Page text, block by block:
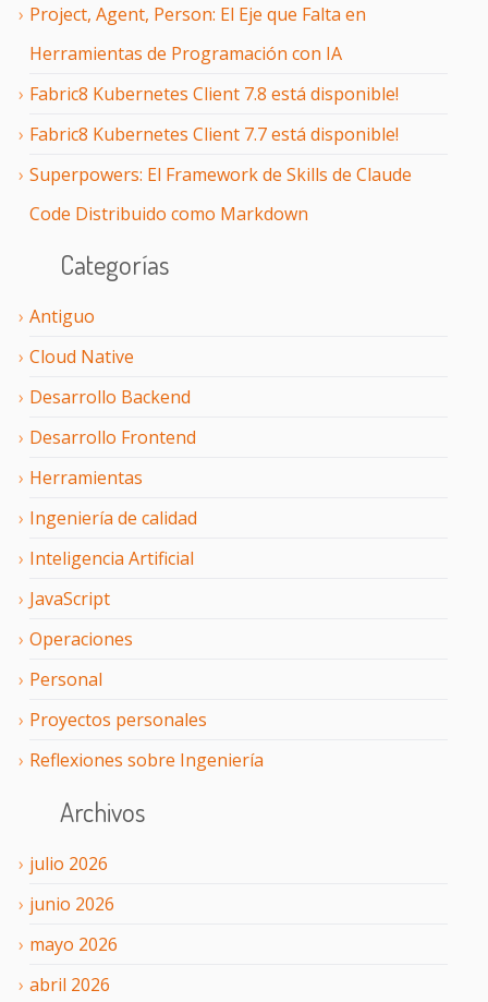
Project, Agent, Person: El Eje que Falta en
Herramientas de Programación con IA
Fabric8 Kubernetes Client 7.8 está disponible!
Fabric8 Kubernetes Client 7.7 está disponible!
Superpowers: El Framework de Skills de Claude
Code Distribuido como Markdown
Categorías
Antiguo
Cloud Native
Desarrollo Backend
Desarrollo Frontend
Herramientas
Ingeniería de calidad
Inteligencia Artificial
JavaScript
Operaciones
Personal
Proyectos personales
Reflexiones sobre Ingeniería
Archivos
julio 2026
junio 2026
mayo 2026
abril 2026